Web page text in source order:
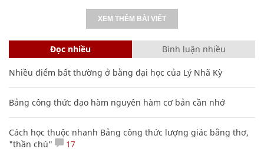
XEM THÊM BÀI VIẾT
Đọc nhiều Bình luận nhiều
Nhiều điểm bất thường ở bằng đại học của Lý Nhã Kỳ
Bảng công thức đạo hàm nguyên hàm cơ bản cần nhớ
Cách học thuộc nhanh Bảng công thức lượng giác bằng thơ,
"thần chú"
17